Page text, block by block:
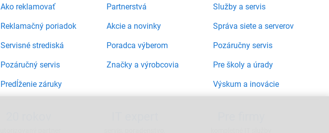
Ako reklamovať
Reklamačný poriadok
Servisné strediská
Pozáručný servis
Predĺženie záruky
Partnerstvá
Akcie a novinky
Poradca výberom
Značky a výrobcovia
Služby a servis
Správa siete a serverov
Pozáručny servis
Pre školy a úrady
Výskum a inovácie